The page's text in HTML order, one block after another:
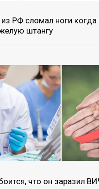
РФ сломал ноги когда
штангу
что он заразил